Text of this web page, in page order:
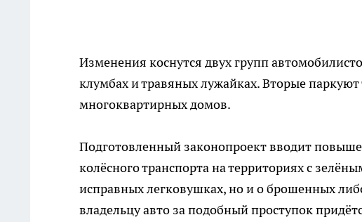
Изменения коснутся двух групп
клумбах и травяных лужайках. Вторые
многоквартирных домов.
Подготовленный законопроект вводит
колёсного транспорта на территориях с
исправных легковушках, но и о брошенных
владельцу авто за подобный проступок